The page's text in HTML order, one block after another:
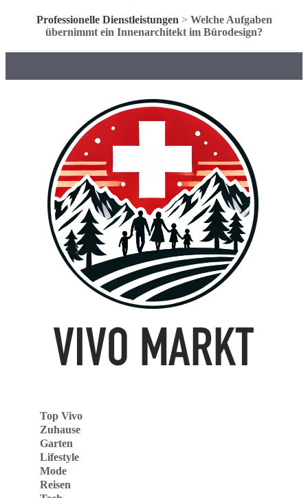
Professionelle Dienstleistungen > Welche Aufgaben
übernimmt ein Innenarchitekt im Bürodesign?
Top Vivo
Zuhause
Garten
Lifestyle
Mode
Reisen